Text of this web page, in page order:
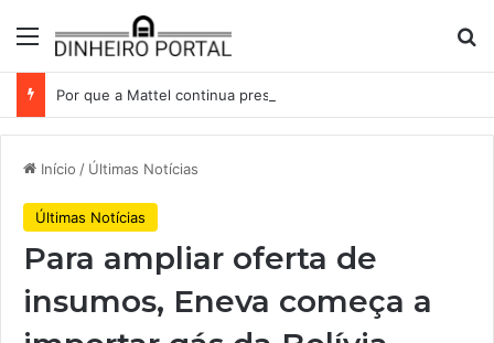
Menu
Início / Últimas Notícias
Últimas Notícias
Para ampliar oferta de
insumos, Eneva começa a